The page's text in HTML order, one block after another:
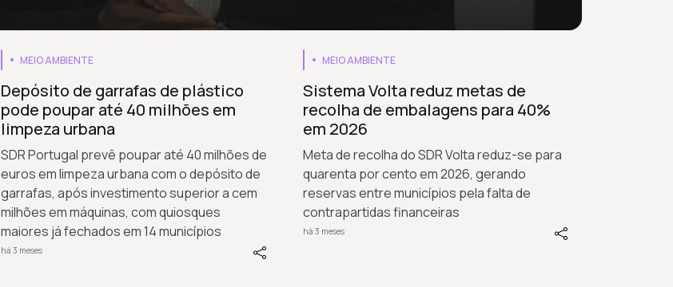
MEIO AMBIENTE
Depósito de garrafas de plástico
pode poupar até 40 milhões em
limpeza urbana
SDR Portugal prevê poupar até 40 milhões de
euros em limpeza urbana com o depósito de
garrafas, após investimento superior a cem
milhões em máquinas, com quiosques
maiores já fechados em 14 municípios
há 3 meses
MEIO AMBIENTE
Sistema Volta reduz metas de
recolha de embalagens para 40%
em 2026
Meta de recolha do SDR Volta reduz-se para
quarenta por cento em 2026, gerando
reservas entre municípios pela falta de
contrapartidas financeiras
há 3 meses